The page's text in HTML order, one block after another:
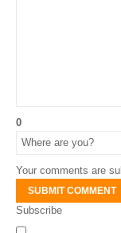
0
Your comments are
SUBMIT COMMENT
Subscribe